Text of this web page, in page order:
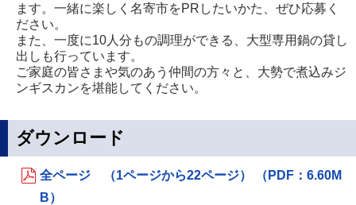
ます。一緒に楽しく名寄市をPRしたいかた、ぜひ応募く
ださい。
また、一度に10人分もの調理ができる、大型専用鍋の貸し
出しも行っています。
ご家庭の皆さまや気のあう仲間の方々と、大勢で煮込みジ
ンギスカンを堪能してください。
ダウンロード
全ページ （1ページから22ページ） （PDF：6.60M
B）